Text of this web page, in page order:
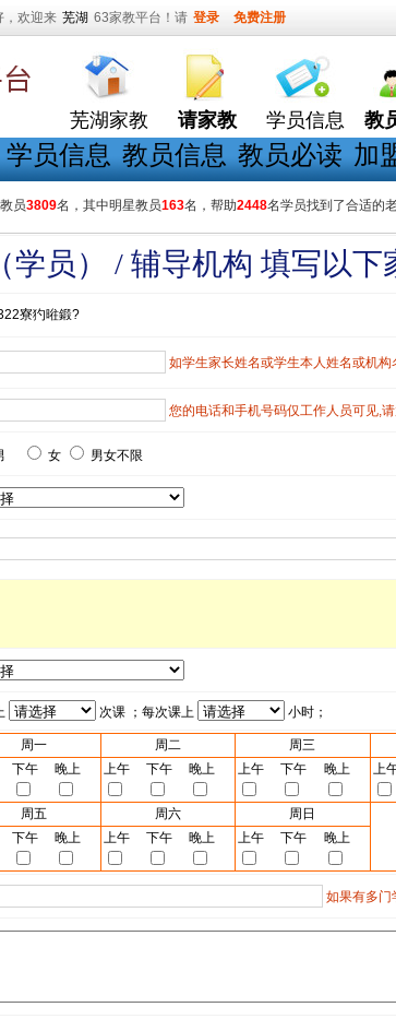
，欢迎来 芜湖 63家教平台！请 登录 免费注册
芜湖家教 请家教 学员信息 教
学员信息 教员信息 教员必读 加
员3809名，其中明星教员163名，帮助2448名学员找到了合适的
学员） / 辅导机构 填写以下
寮犳暀鍛?
如学生家长姓名或学生本人姓名或机
您的电话和手机号码仅工作人员可见,
女 男女不限
次课 ；每次课上 小时；
周一 周二 周三
下午 晚上 上午 下午 晚上 上午 下午 晚上 上
周五 周六 周日
下午 晚上 上午 下午 晚上 上午 下午 晚上
如果有多门